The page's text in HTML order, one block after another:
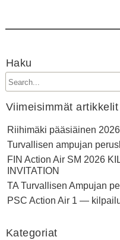
Haku
Viimeisimmät artikkelit
Riihimäki pääsiäinen 2026
Turvallisen ampujan
FIN Action Air SM 2026
INVITATION
TA Turvallisen Ampujan
PSC Action Air 1 —
Kategoriat